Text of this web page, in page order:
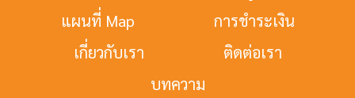
แผนที่ Map
การชำระเงิน
เกี่ยวกับเรา
ติดต่อเรา
บทความ